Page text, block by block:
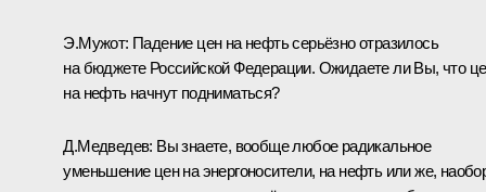
Э.Мужот: Падение цен на нефть серьёзно отразилось
на бюджете Российской Федерации. Ожидаете ли Вы, что
на нефть начнут подниматься?
Д.Медведев: Вы знаете, вообще любое радикальное
уменьшение цен на энергоносители, на нефть или же,